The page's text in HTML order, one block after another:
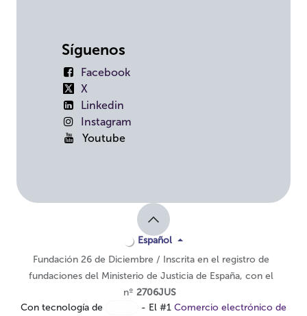
Síguenos
Facebook
X
Linkedin
Instagram
Youtube
Fundación 26 de Diciembre / Inscrita en el registro de
fundaciones del Ministerio de Justicia de España, con el
nº 2706JUS
Español
Con tecnología de - El #1Comercio electrónico de